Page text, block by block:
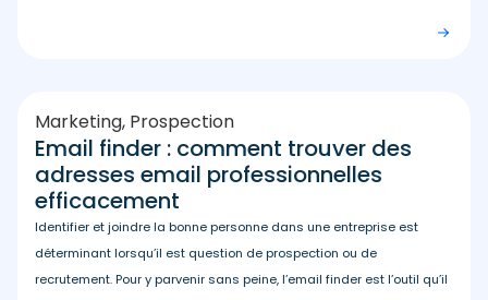
Marketing, Prospection
Email finder : comment trouver des
adresses email professionnelles
efficacement
Identifier et joindre la bonne personne dans une entreprise est
déterminant lorsqu’il est question de prospection ou de
recrutement. Pour y parvenir sans peine, l’email finder est l’outil qu’il